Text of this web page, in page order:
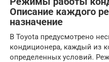
Описание каждого
назначение
В Toyota предусмотрено
кондиционера, каждый из
определенных условий.